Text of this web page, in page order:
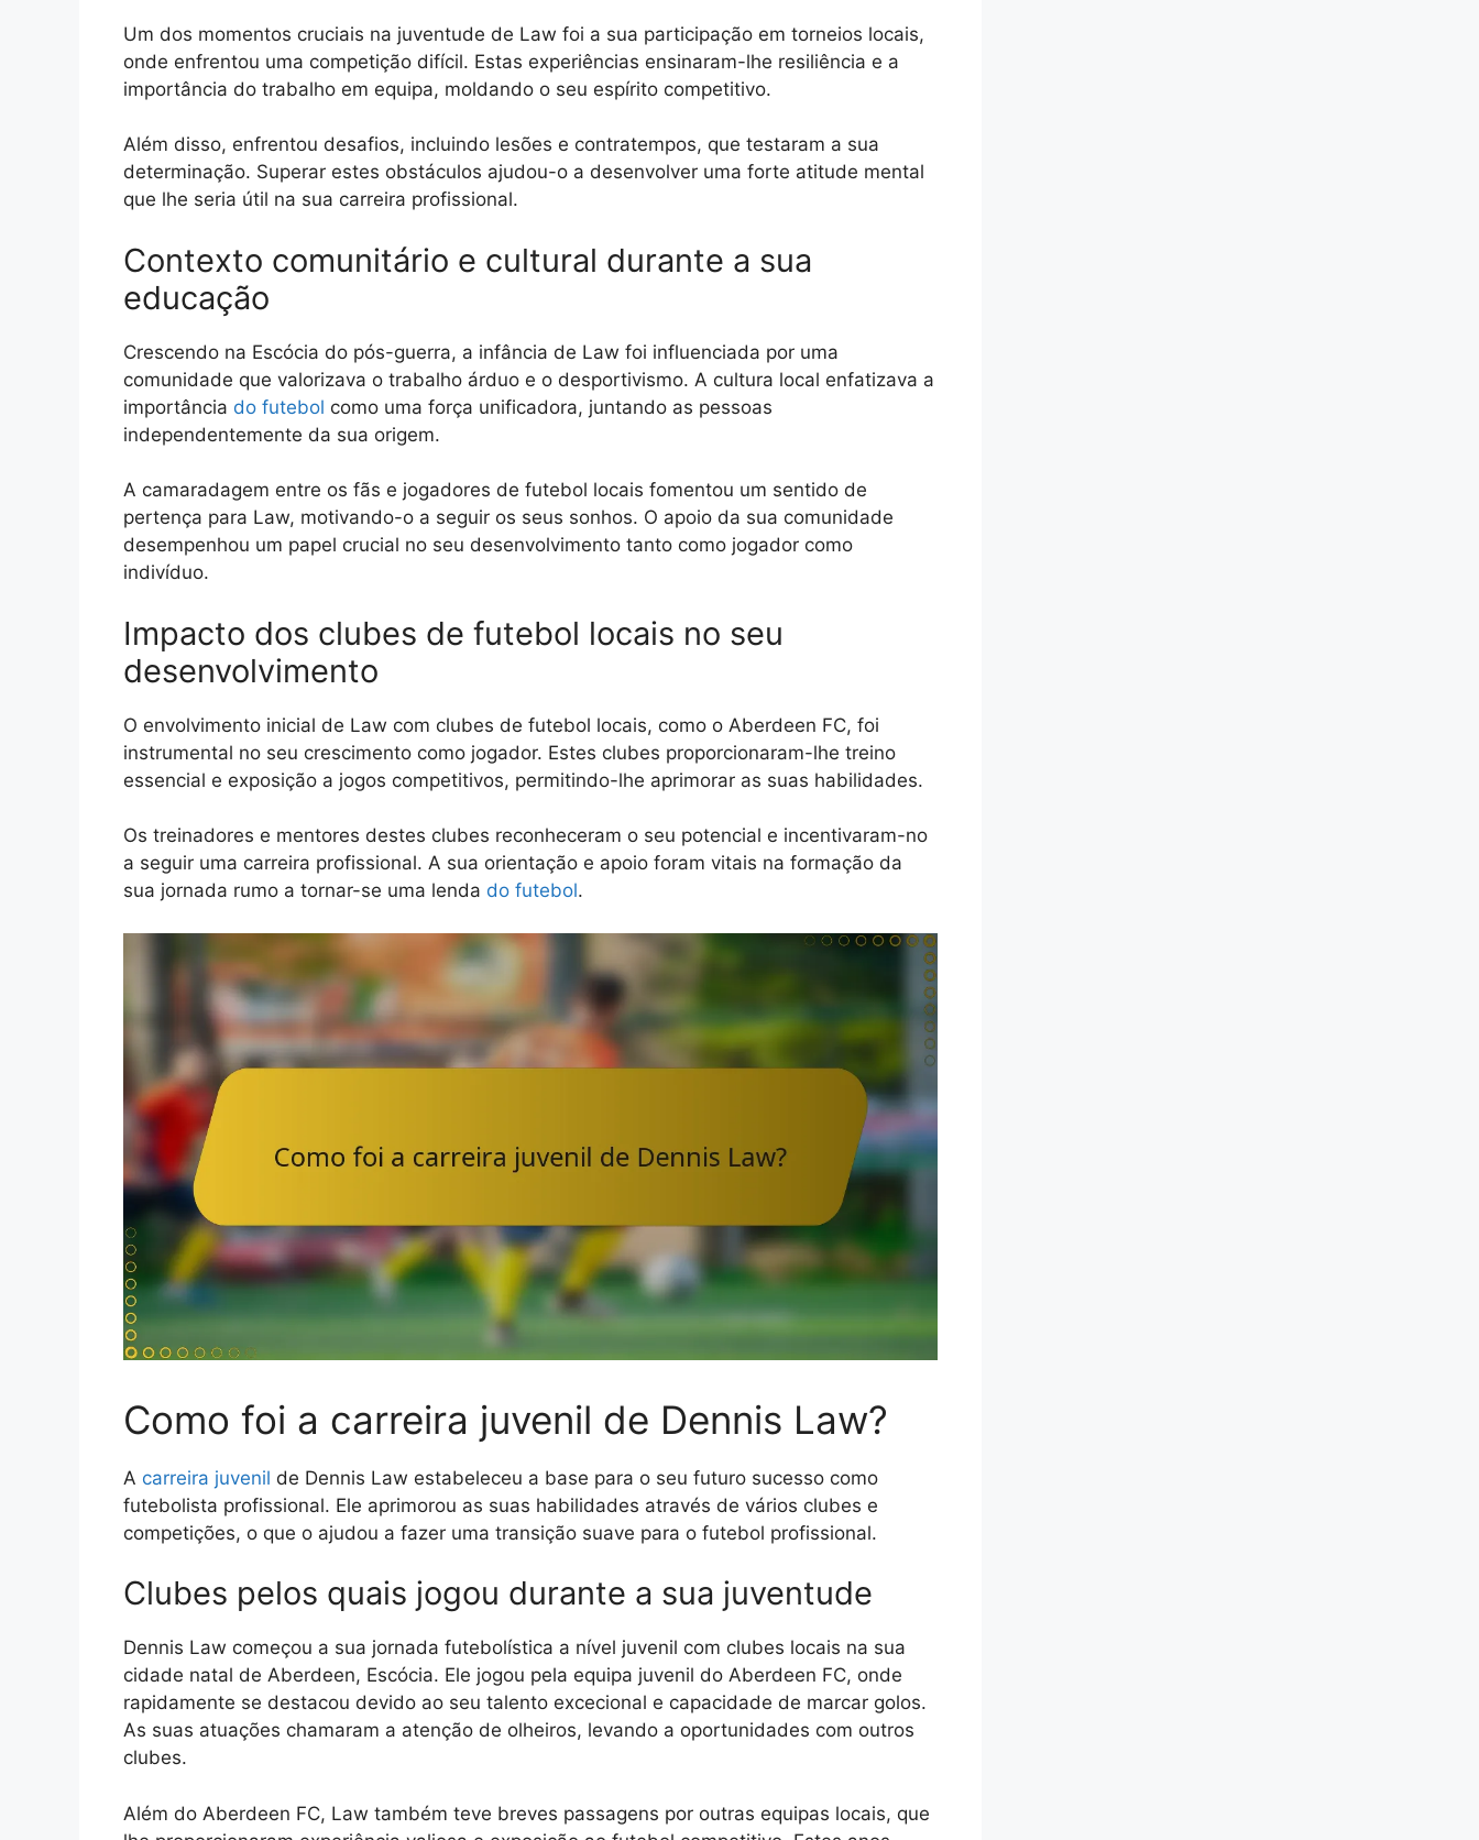
Um dos momentos cruciais na juventude de Law foi a sua participação em torneios locais,
onde enfrentou uma competição difícil. Estas experiências ensinaram-lhe resiliência e a
importância do trabalho em equipa, moldando o seu espírito competitivo.
Além disso, enfrentou desafios, incluindo lesões e contratempos, que testaram a sua
determinação. Superar estes obstáculos ajudou-o a desenvolver uma forte atitude mental
que lhe seria útil na sua carreira profissional.
Contexto comunitário e cultural durante a sua
educação
Crescendo na Escócia do pós-guerra, a infância de Law foi influenciada por uma
comunidade que valorizava o trabalho árduo e o desportivismo. A cultura local enfatizava a
importância do futebol como uma força unificadora, juntando as pessoas
independentemente da sua origem.
A camaradagem entre os fãs e jogadores de futebol locais fomentou um sentido de
pertença para Law, motivando-o a seguir os seus sonhos. O apoio da sua comunidade
desempenhou um papel crucial no seu desenvolvimento tanto como jogador como
indivíduo.
Impacto dos clubes de futebol locais no seu
desenvolvimento
O envolvimento inicial de Law com clubes de futebol locais, como o Aberdeen FC, foi
instrumental no seu crescimento como jogador. Estes clubes proporcionaram-lhe treino
essencial e exposição a jogos competitivos, permitindo-lhe aprimorar as suas habilidades.
Os treinadores e mentores destes clubes reconheceram o seu potencial e incentivaram-no
a seguir uma carreira profissional. A sua orientação e apoio foram vitais na formação da
sua jornada rumo a tornar-se uma lenda do futebol.
Como foi a carreira juvenil de Dennis Law?
A carreira juvenil de Dennis Law estabeleceu a base para o seu futuro sucesso como
futebolista profissional. Ele aprimorou as suas habilidades através de vários clubes e
competições, o que o ajudou a fazer uma transição suave para o futebol profissional.
Clubes pelos quais jogou durante a sua juventude
Dennis Law começou a sua jornada futebolística a nível juvenil com clubes locais na sua
cidade natal de Aberdeen, Escócia. Ele jogou pela equipa juvenil do Aberdeen FC, onde
rapidamente se destacou devido ao seu talento excecional e capacidade de marcar golos.
As suas atuações chamaram a atenção de olheiros, levando a oportunidades com outros
clubes.
Além do Aberdeen FC, Law também teve breves passagens por outras equipas locais, que